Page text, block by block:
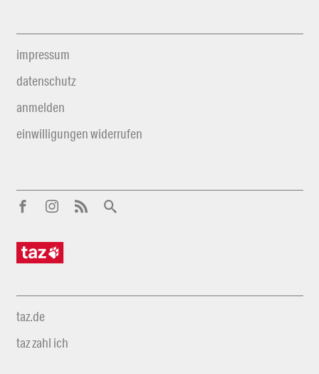
impressum
datenschutz
anmelden
einwilligungen widerrufen
taz.de
taz zahl ich